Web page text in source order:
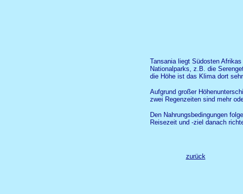
Tansania liegt Südosten
Nationalparks, z.B. die
die Höhe ist das Klima dort
Aufgrund großer
zwei Regenzeiten sind mehr
Den Nahrungsbedingungen
Reisezeit und -ziel danach
zurück